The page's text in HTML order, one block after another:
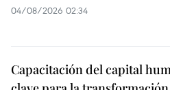
04/08/2026 02:34
Capacitación del capital